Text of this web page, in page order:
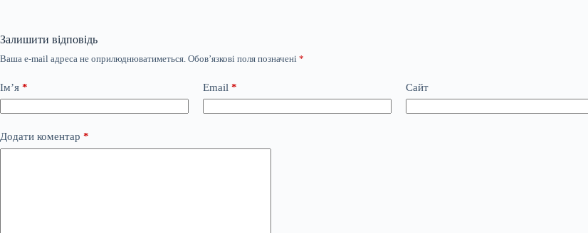
Залишити відповідь
Ваша e-mail адреса не оприлюднюватиметься. Обов’язкові поля позначені *
Ім’я * Email * Сайт
Додати коментар *